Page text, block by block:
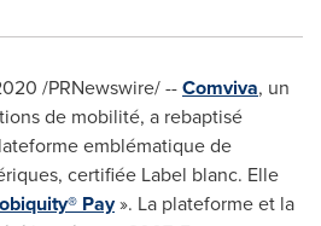
/PRNewswire/ --Comviva, un
de mobilité, a rebaptisé
emblématique de
certifiée Label blanc. Elle
Pay». La plateforme et la